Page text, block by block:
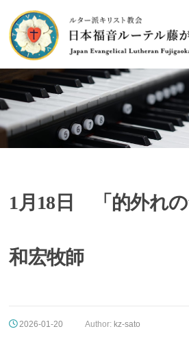
content
1月18日 「的外れ
和宏牧師
2026-01-20 Author: kz-sato